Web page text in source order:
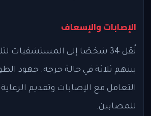
الإصابات والإسعاف
نُقل 34 شخصًا إلى المستشفيات
بينهم ثلاثة في حالة حرجة. جهود
التعامل مع الإصابات وتقديم الرعاية
للمصابين.